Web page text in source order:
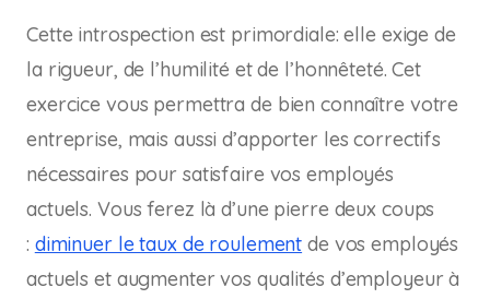
Cette introspection est primordiale: elle exige de
la rigueur, de l’humilité et de l’honnêteté. Cet
exercice vous permettra de bien connaître votre
entreprise, mais aussi d’apporter les correctifs
nécessaires pour satisfaire vos employés
actuels. Vous ferez là d’une pierre deux coups
: diminuer le taux de roulement de vos employés
actuels et augmenter vos qualités d’employeur à